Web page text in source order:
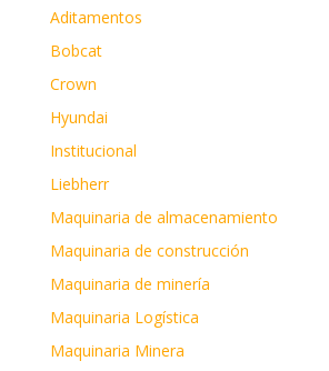
Aditamentos
Bobcat
Crown
Hyundai
Institucional
Liebherr
Maquinaria de almacenamiento
Maquinaria de construcción
Maquinaria de minería
Maquinaria Logística
Maquinaria Minera